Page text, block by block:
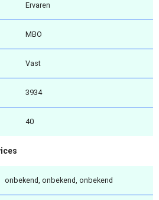
Ervaren
MBO
Vast
3934
40
onbekend, onbekend, onbekend